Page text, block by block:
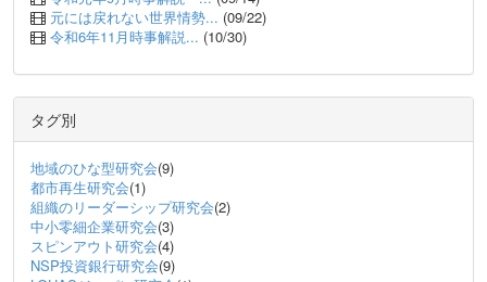
元には戻れない世界情勢... (09/22)
令和6年11月時事解説... (10/30)
タグ別
地域のひな型研究会(9)
都市再生研究会(1)
組織のリーダーシップ研究会(2)
中小零細企業研究会(3)
スピンアウト研究会(4)
NSP投資銀行研究会(9)